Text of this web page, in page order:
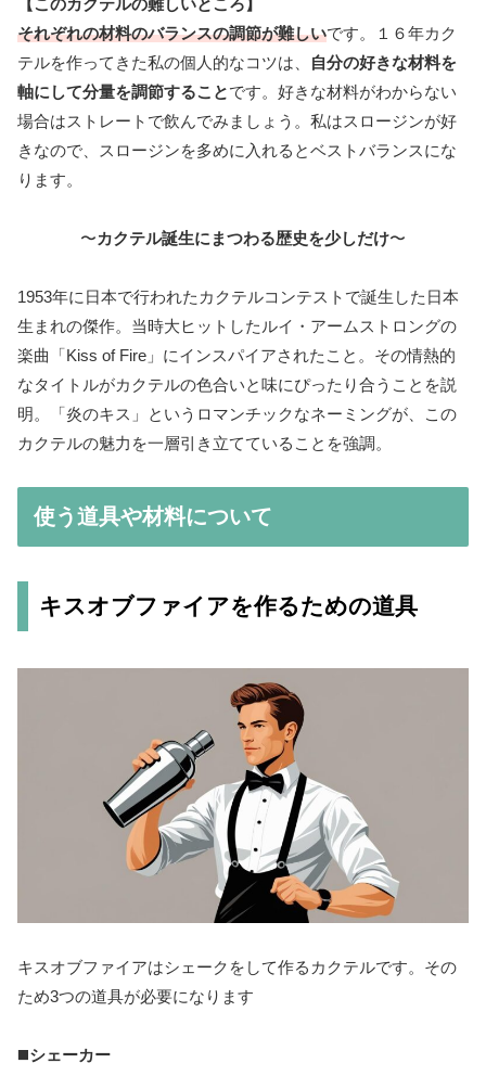
それぞれの材料のバランスの調節が難しいです。１６年カク
テルを作ってきた私の個人的なコツは、
自分の好きな材料を
軸にして分量を調節することです。好きな材料がわからない
場合はストレートで飲んでみましょう。私はスロージンが好
きなので、スロージンを多めに入れるとベストバランスにな
ります。
〜カクテル誕生にまつわる歴史を少しだけ〜
1953年に日本で行われたカクテルコンテストで誕生した日本
生まれの傑作。当時大ヒットしたルイ・アームストロングの
楽曲「Kiss of Fire」にインスパイアされたこと。その情熱的
なタイトルがカクテルの色合いと味にぴったり合うことを説
明。「炎のキス」というロマンチックなネーミングが、この
カクテルの魅力を一層引き立てていることを強調。
使う道具や材料について
キスオブファイアを作るための道具
キスオブファイアはシェークをして作るカクテルです。その
ため3つの道具が必要になります
◼️シェーカー